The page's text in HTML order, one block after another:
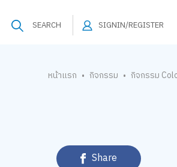
SEARCH SIGNIN/REGISTER
หน้าแรก • กิจกรรม • กิจกรรม
Share